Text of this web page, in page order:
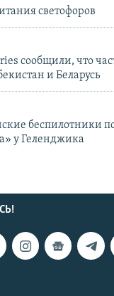
светофоров
сообщили, что
и Беларусь
беспилотники
у Геленджика